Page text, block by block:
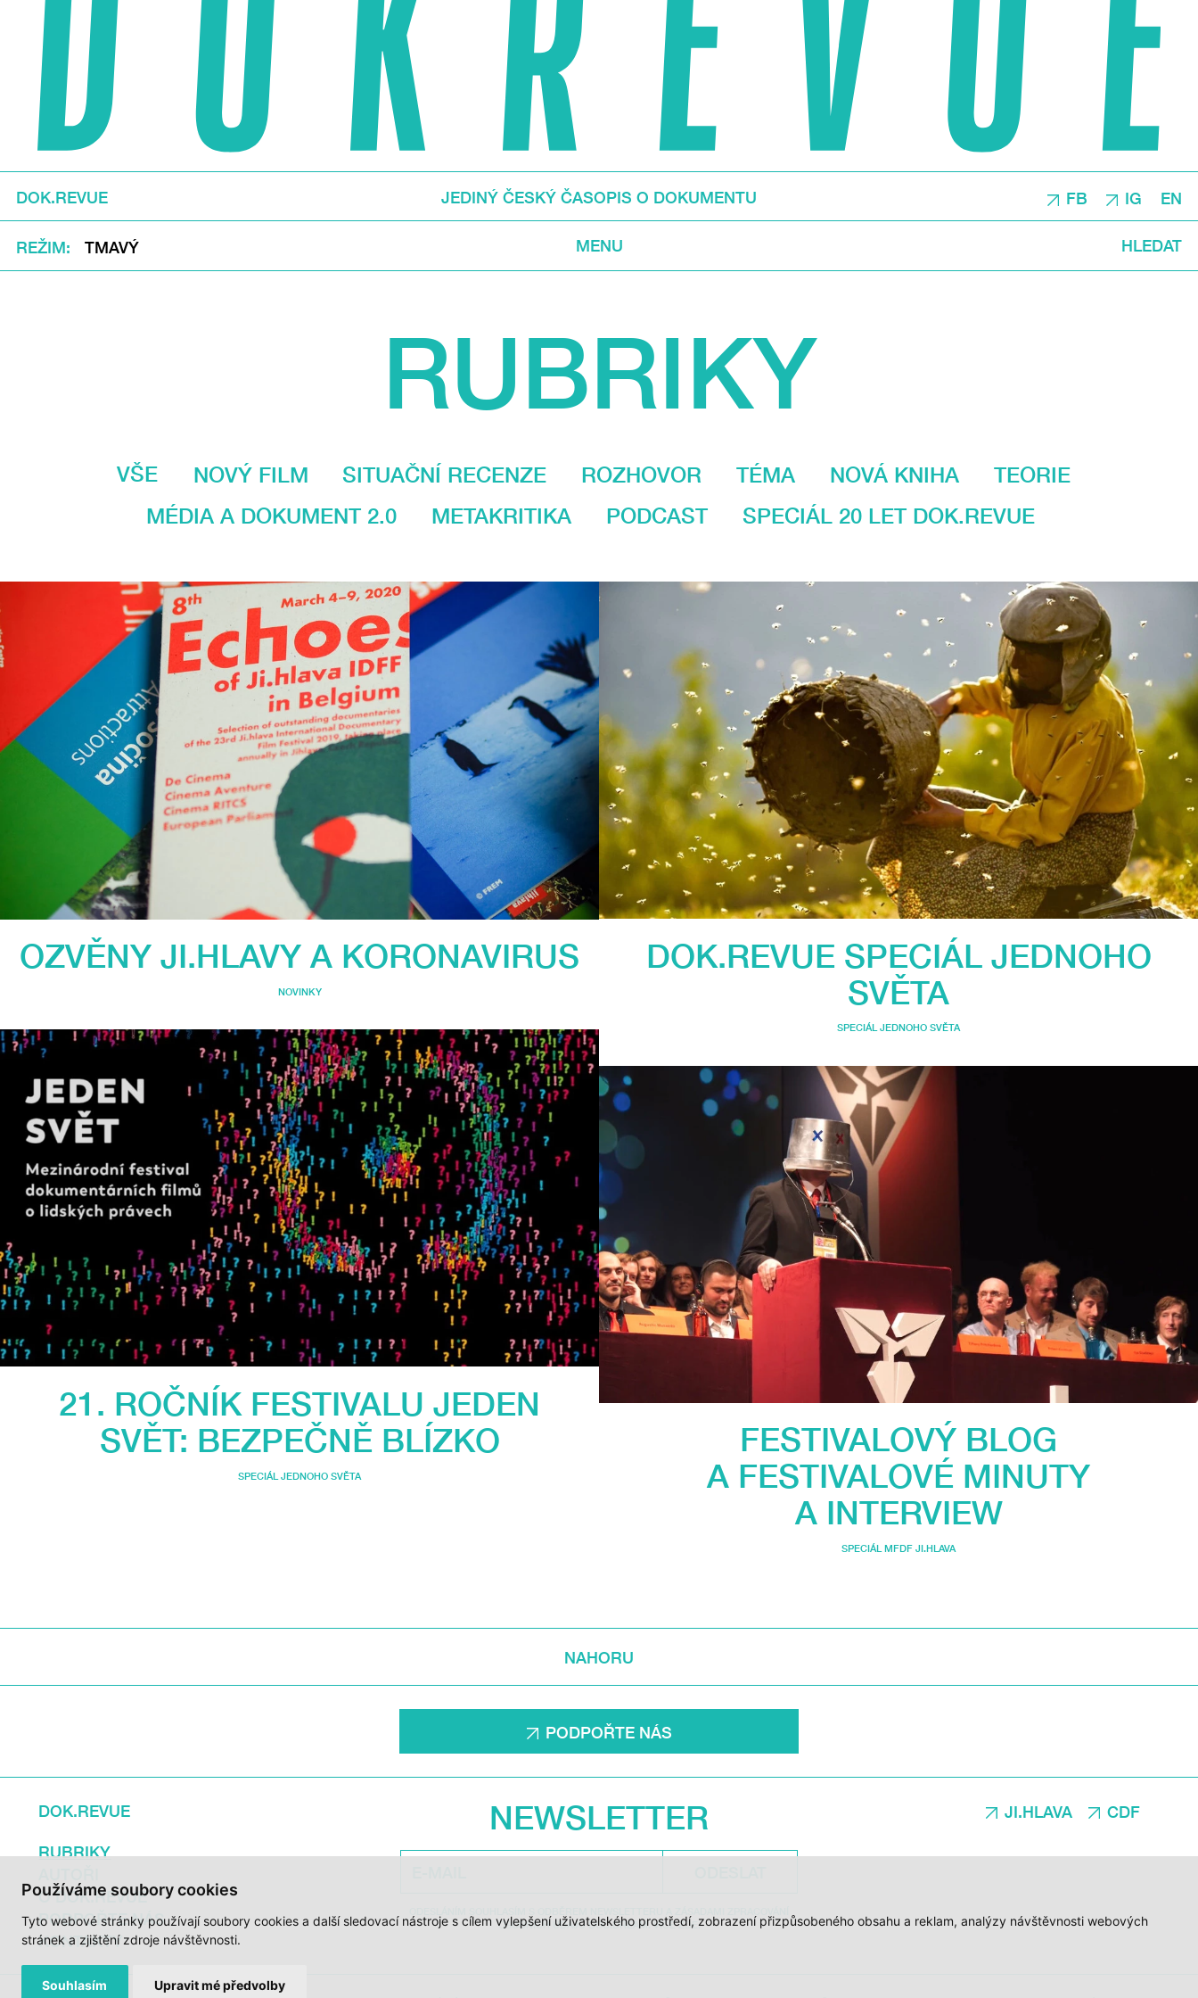
Používáme soubory cookies
Tyto webové stránky používají soubory cookies a další sledovací nástroje s cílem vylepšení uživatelského prostředí, zobrazení přizpůsobeného obsahu a reklam, analýzy návštěvnosti webových
stránek a zjištění zdroje návštěvnosti.
Souhlasím Upravit mé předvolby
DOK.REVUE JEDINÝ ČESKÝ ČASOPIS O DOKUMENTU FB IG EN
REŽIM TMAVÝ MENU HLEDAT
RUBRIKY
VŠE NOVÝ FILM SITUAČNÍ RECENZE ROZHOVOR TÉMA NOVÁ KNIHA
TEORIE
MÉDIA A DOKUMENT 2.0
METAKRITIKA PODCAST SPECIÁL 20 LET DOK.REVUE
OZVĚNY JI.HLAVY A KORONAVIRUS
NOVINKY
21. ROČNÍK FESTIVALU JEDEN
SVĚT: BEZPEČNĚ BLÍZKO
SPECIÁL JEDNOHO SVĚTA
DOK.REVUE SPECIÁL JEDNOHO
SVĚTA
SPECIÁL JEDNOHO SVĚTA
FESTIVALOVÝ BLOG
A FESTIVALOVÉ MINUTY
A INTERVIEW
SPECIÁL MFDF JI.HLAVA
NAHORU
PODPOŘTE NÁS
NEWSLETTER
OSOBNÍCH ÚDAJŮ DOC.DREAM. VÍCE ZDE.
JI.HLAVA CDF
DOK.REVUE
RUBRIKY
O DOK.REVUE
PODPOŘTE NÁS
KONTAKTY